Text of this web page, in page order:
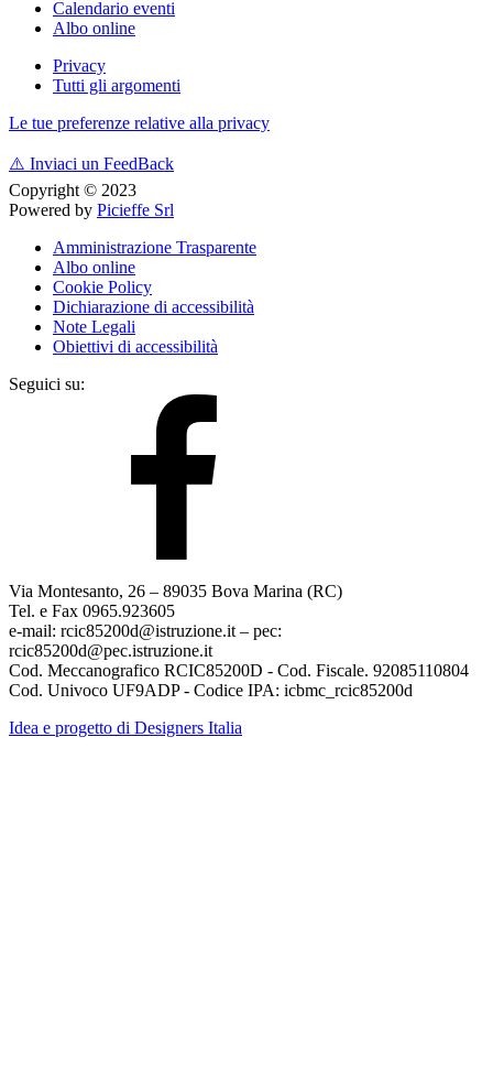
Calendario eventi
Albo online
Privacy
Tutti gli argomenti
Le tue preferenze relative alla privacy
⚠️ Inviaci un FeedBack
Copyright © 2023
Powered by Picieffe Srl
Amministrazione Trasparente
Albo online
Cookie Policy
Dichiarazione di accessibilità
Note Legali
Obiettivi di accessibilità
Seguici su:
Via Montesanto, 26 – 89035 Bova Marina (RC)
Tel. e Fax 0965.923605
e-mail: rcic85200d@istruzione.it – pec:
rcic85200d@pec.istruzione.it
Cod. Meccanografico RCIC85200D - Cod. Fiscale. 92085110804
Cod. Univoco UF9ADP - Codice IPA: icbmc_rcic85200d
Idea e progetto di Designers Italia